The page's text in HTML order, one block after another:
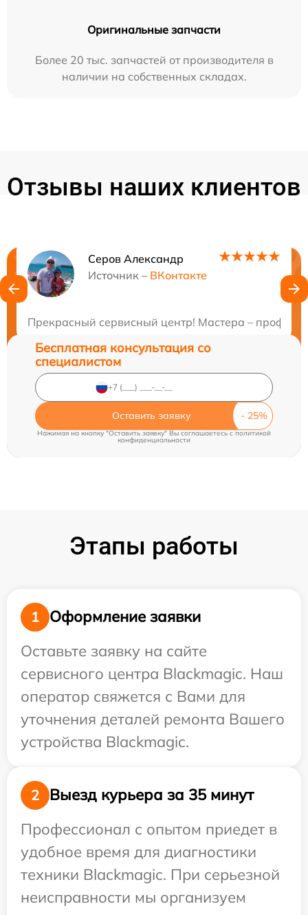
Оригинальные запчасти
Более 20 тыс. запчастей от производителя в
наличии на собственных складах.
Отзывы наших клиентов
Серов Александр
Источник – ВКонтакте
Прекрасный сервисный центр! Мастера – профи
Нужна консультация?
Бесплатная консультация со
специалистом
Оставить заявку
Нажимая на кнопку "Оставить заявку" Вы соглашаетесь cполитикой
конфиденциальности
Этапы работы
1
Оформление заявки
Оставьте заявку на сайте
сервисного центра Blackmagic. Наш
оператор свяжется с Вами для
уточнения деталей ремонта Вашего
устройства Blackmagic.
2
Выезд курьера за 35 минут
Профессионал с опытом приедет в
удобное время для диагностики
техники Blackmagic. При серьезной
неисправности мы организуем